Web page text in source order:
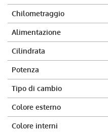
Chilometraggio
Alimentazione
Cilindrata
Potenza
Tipo di cambio
Colore esterno
Colore interni